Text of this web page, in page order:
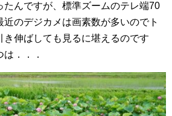
んですが、標準ズームのテレ端70
のデジカメは画素数が多いのでト
き伸ばしても見るに堪えるのです
．．．